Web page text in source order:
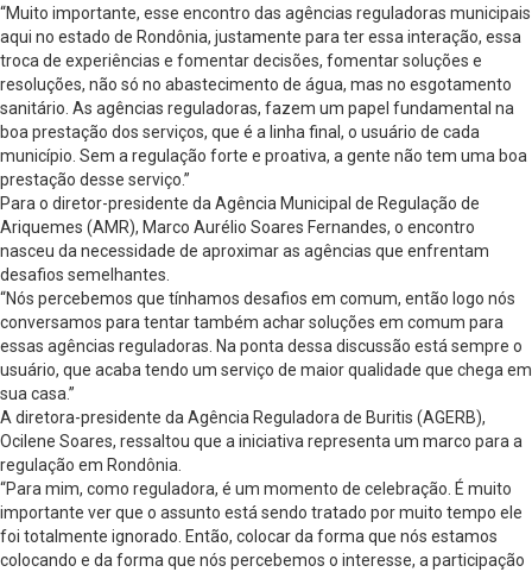
“Muito importante, esse encontro das agências reguladoras municipais
aqui no estado de Rondônia, justamente para ter essa interação, essa
troca de experiências e fomentar decisões, fomentar soluções e
resoluções, não só no abastecimento de água, mas no esgotamento
sanitário. As agências reguladoras, fazem um papel fundamental na
boa prestação dos serviços, que é a linha final, o usuário de cada
município. Sem a regulação forte e proativa, a gente não tem uma boa
prestação desse serviço.”
Para o diretor-presidente da Agência Municipal de Regulação de
Ariquemes (AMR), Marco Aurélio Soares Fernandes, o encontro
nasceu da necessidade de aproximar as agências que enfrentam
desafios semelhantes.
“Nós percebemos que tínhamos desafios em comum, então logo nós
conversamos para tentar também achar soluções em comum para
essas agências reguladoras. Na ponta dessa discussão está sempre o
usuário, que acaba tendo um serviço de maior qualidade que chega em
sua casa.”
A diretora-presidente da Agência Reguladora de Buritis (AGERB),
Ocilene Soares, ressaltou que a iniciativa representa um marco para a
regulação em Rondônia.
“Para mim, como reguladora, é um momento de celebração. É muito
importante ver que o assunto está sendo tratado por muito tempo ele
foi totalmente ignorado. Então, colocar da forma que nós estamos
colocando e da forma que nós percebemos o interesse, a participação